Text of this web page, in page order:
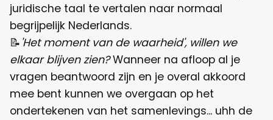
juridische taal te vertalen naar normaal
begrijpelijk Nederlands.
📝 'Het moment van de waarheid', willen we
elkaar blijven zien?Wanneer na afloop al je
vragen beantwoord zijn en je overal akkoord
mee bent kunnen we overgaan op het
ondertekenen van het samenlevings... uhh de